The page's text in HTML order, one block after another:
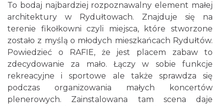
To bodaj najbardziej rozpoznawalny element małej
architektury w Rydułtowach. Znajduje się na
terenie fikołkowni czyli miejsca, które stworzone
zostało z myślą o młodych mieszkańcach Rydułtów.
Powiedzieć o RAFIE, że jest placem zabaw to
zdecydowanie za mało. Łączy w sobie funkcje
rekreacyjne i sportowe ale także sprawdza się
podczas organizowania małych koncertów
plenerowych. Zainstalowana tam scena daje